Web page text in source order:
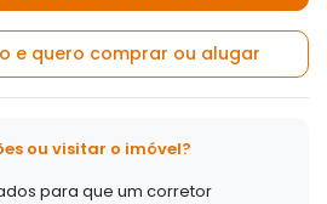
e quero comprar ou alugar
ou visitar o imóvel?
para que um corretor